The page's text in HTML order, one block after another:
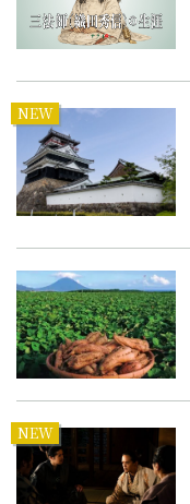
NEW
NEW